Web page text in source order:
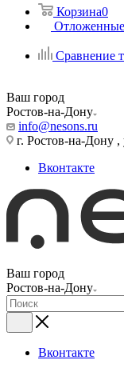
Корзина0
Отложенные
Сравнение
Ваш город
Ростов-на-Дону
info@nesons.ru
г. Ростов-на-Дону ,
Вконтакте
Ваш город
Ростов-на-Дону
Вконтакте